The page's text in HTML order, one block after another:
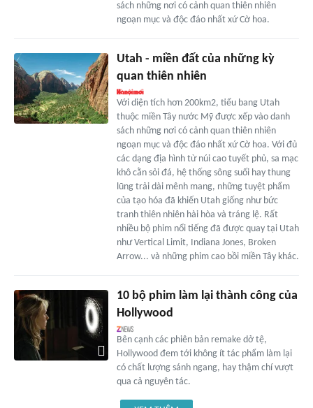
sách những nơi có cảnh quan thiên nhiên
ngoạn mục và độc đáo nhất xứ Cờ hoa.
Utah - miền đất của những kỳ
quan thiên nhiên
Với diện tích hơn 200km2, tiểu bang Utah
thuộc miền Tây nước Mỹ được xếp vào danh
sách những nơi có cảnh quan thiên nhiên
ngoạn mục và độc đáo nhất xứ Cờ hoa. Với đủ
các dạng địa hình từ núi cao tuyết phủ, sa mạc
khô cằn sỏi đá, hệ thống sông suối hay thung
lũng trải dài mênh mang, những tuyệt phẩm
của tạo hóa đã khiến Utah giống như bức
tranh thiên nhiên hài hòa và tráng lệ. Rất
nhiều bộ phim nổi tiếng đã được quay tại Utah
như Vertical Limit, Indiana Jones, Broken
Arrow... và những phim cao bồi miền Tây khác.
10 bộ phim làm lại thành công của
Hollywood
Bên cạnh các phiên bản remake dở tệ,
Hollywood đem tới không ít tác phẩm làm lại
có chất lượng sánh ngang, hay thậm chí vượt
qua cả nguyên tác.